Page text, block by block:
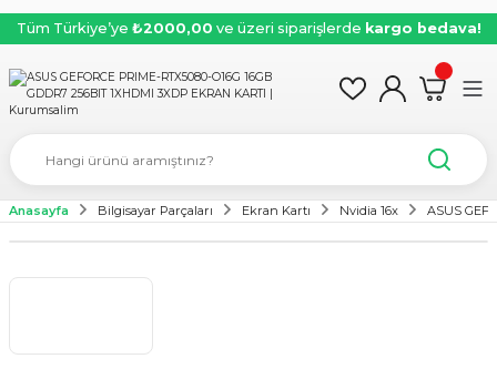
Tüm Türkiye’ye ₺2000,00 ve üzeri siparişlerde kargo bedava!
Anasayfa Bilgisayar Parçaları Ekran Kartı Nvidia 16x ASUS